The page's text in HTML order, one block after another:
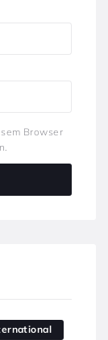
Browser